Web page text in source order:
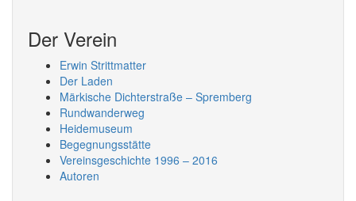
Der Verein
Erwin Strittmatter
Der Laden
Märkische Dichterstraße – Spremberg
Rundwanderweg
Heidemuseum
Begegnungsstätte
Vereinsgeschichte 1996 – 2016
Autoren